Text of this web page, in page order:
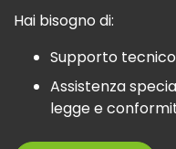
Hai bisogno di:
Supporto
Assistenza
legge e